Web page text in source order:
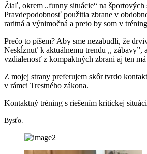
Žiaľ, okrem ..funny situácie“ na
Pravdepodobnosť použitia zbrane v
raritná a výnimočná a preto by som v
Prečo to píšem? Aby sme nezabudli, že
Neskĺznuť k aktuálnemu trendu ,, zábavy”,
vzdialenosť z kompaktných zbrani aj ten
Z mojej strany preferujem skôr tvrdo
v rámci Trestného zákona.
Kontaktný tréning s riešením kritickej
Bysťo.